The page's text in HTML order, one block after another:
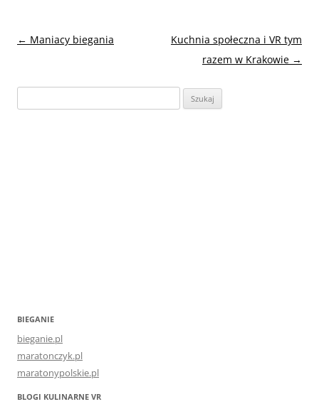
Nawigacja
← Maniacy biegania
Kuchnia społeczna i VR tym
razem w Krakowie →
BIEGANIE
bieganie.pl
maratonczyk.pl
maratonypolskie.pl
BLOGI KULINARNE VR